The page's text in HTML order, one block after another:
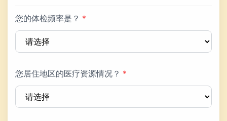
您的体检频率是？ *
您居住地区的医疗资源情况？ *